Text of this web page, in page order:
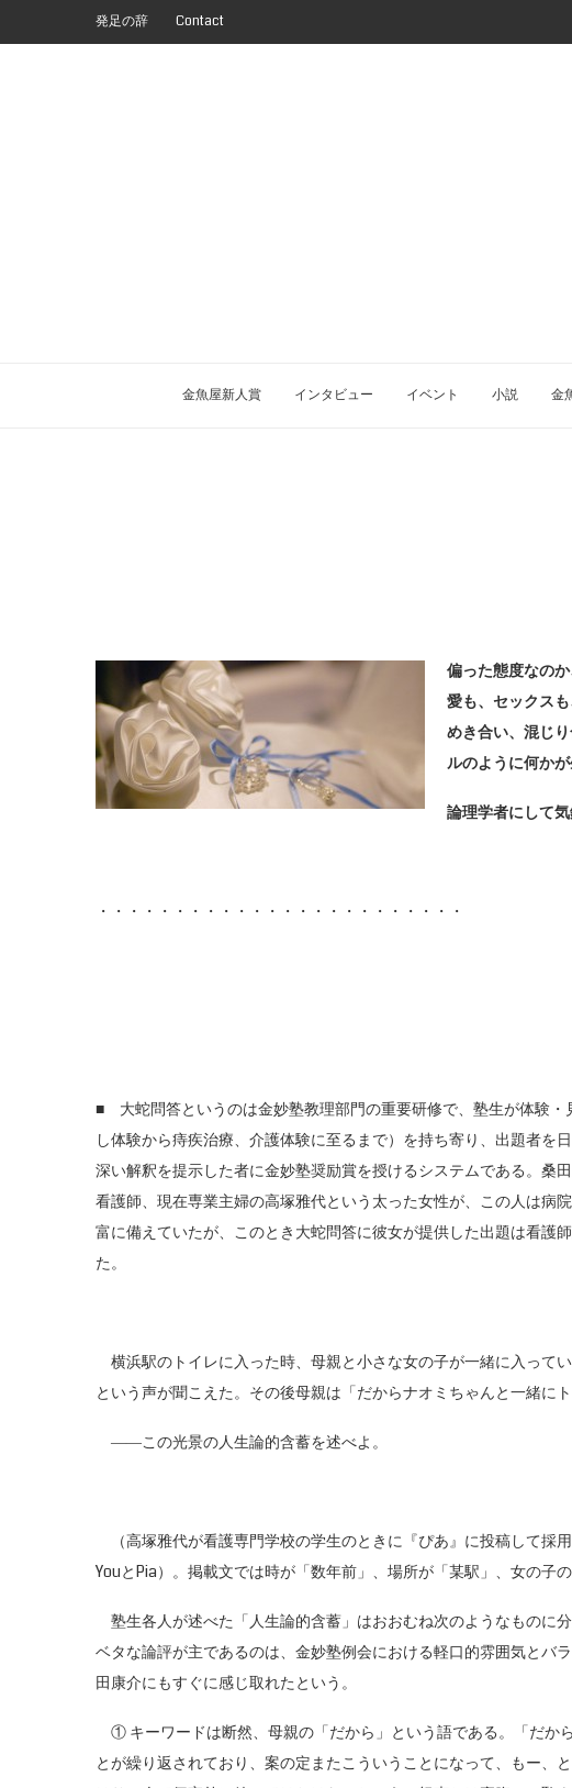
発足の辞 Contact
金魚屋新人賞 インタビュー イベント 小説 金
偏った態度なの
愛も、セックス
めき合い、混じ
ルのように何か
論理学者にして
・・・・・・・・・・・・・・・・・・・・・・・・
■ 大蛇問答というのは金妙塾教理部門の重要研修で、塾生が体験
し体験から痔疾治療、介護体験に至るまで）を持ち寄り、出題者を
深い解釈を提示した者に金妙塾奨励賞を授けるシステムである。桑
看護師、現在専業主婦の高塚雅代という太った女性が、この人は病
富に備えていたが、このとき大蛇問答に彼女が提供した出題は看護
た。
横浜駅のトイレに入った時、母親と小さな女の子が一緒に入って
という声が聞こえた。その後母親は「だからナオミちゃんと一緒に
――この光景の人生論的含蓄を述べよ。
（高塚雅代が看護専門学校の学生のときに『ぴあ』に投稿して採用
YouとPia）。掲載文では時が「数年前」、場所が「某駅」、女の子
塾生各人が述べた「人生論的含蓄」はおおむね次のようなものに
ベタな論評が主であるのは、金妙塾例会における軽口的雰囲気とバ
田康介にもすぐに感じ取れたという。
① キーワードは断然、母親の「だから」という語である。「だか
とが繰り返されており、案の定またこういうことになって、もー、